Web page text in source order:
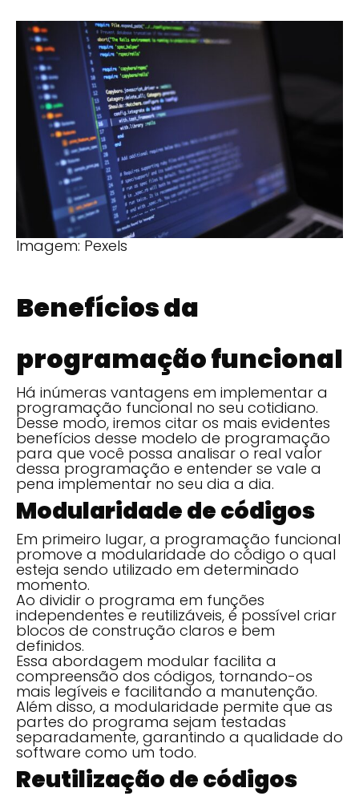
Imagem: Pexels
Benefícios da
programação funcional
Há inúmeras vantagens em implementar a
programação funcional no seu cotidiano.
Desse modo, iremos citar os mais evidentes
benefícios desse modelo de programação
para que você possa analisar o real valor
dessa programação e entender se vale a
pena implementar no seu dia a dia.
Modularidade de códigos
Em primeiro lugar, a programação funcional
promove a modularidade do código o qual
esteja sendo utilizado em determinado
momento.
Ao dividir o programa em funções
independentes e reutilizáveis, é possível criar
blocos de construção claros e bem
definidos.
Essa abordagem modular facilita a
compreensão dos códigos, tornando-os
mais legíveis e facilitando a manutenção.
Além disso, a modularidade permite que as
partes do programa sejam testadas
separadamente, garantindo a qualidade do
software como um todo.
Reutilização de códigos